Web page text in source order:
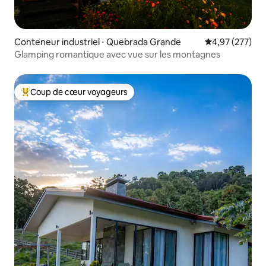
Conteneur industriel ⋅ Quebrada Grande Évaluation
4,97 (277)
Glamping romantique avec vue sur les montagnes
Coups de cœur voyageurs les plus appréciés
Coup de cœur voyageurs